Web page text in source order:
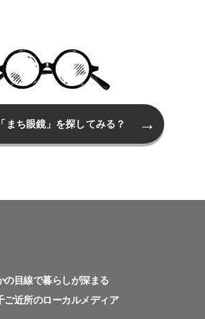
まち眼鏡」を探してみる？
の目線で暮らしが深まる
ご近所のローカルメディア